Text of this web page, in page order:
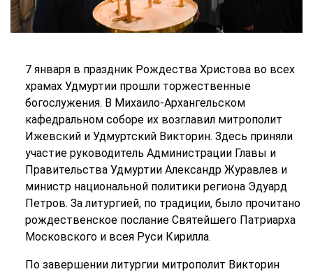
7 января в праздник Рождества Христова во всех
храмах Удмуртии прошли торжественные
богослужения. В Михаило-Архангельском
кафедральном соборе их возглавил митрополит
Ижевский и Удмуртский Викторин. Здесь приняли
участие руководитель Администрации Главы и
Правительства Удмуртии Александр Журавлев и
министр национальной политики региона Эдуард
Петров. За литургией, по традиции, было прочитано
рождественское послание Святейшего Патриарха
Московского и всея Руси Кирилла.
По завершении литургии митрополит Викторин